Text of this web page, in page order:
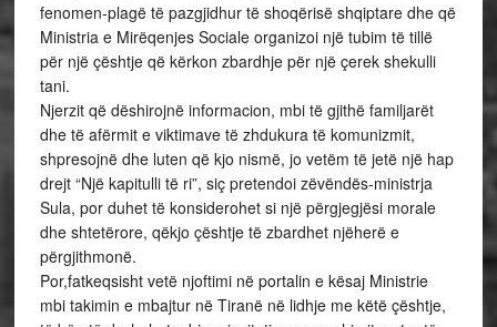
fenomen-plagë të pazgjidhur të shoqërisë shqiptare dhe që
Ministria e Mirëqenjes Sociale organizoi një tubim të tillë
për një çështje që kërkon zbardhje për një çerek shekulli
tani.
Njerzit që dëshirojnë informacion, mbi të gjithë familjarët
dhe të afërmit e viktimave të zhdukura të komunizmit,
shpresojnë dhe luten që kjo nismë, jo vetëm të jetë një hap
drejt “Një kapitulli të ri”, siç pretendoi zëvëndës-ministrja
Sula, por duhet të konsiderohet si një përgjegjësi morale
dhe shtetërore, qëkjo çështje të zbardhet njëherë e
përgjithmonë.
Por,fatkeqsisht vetë njoftimi në portalin e kësaj Ministrie
mbi takimin e mbajtur në Tiranë në lidhje me këtë çështje,